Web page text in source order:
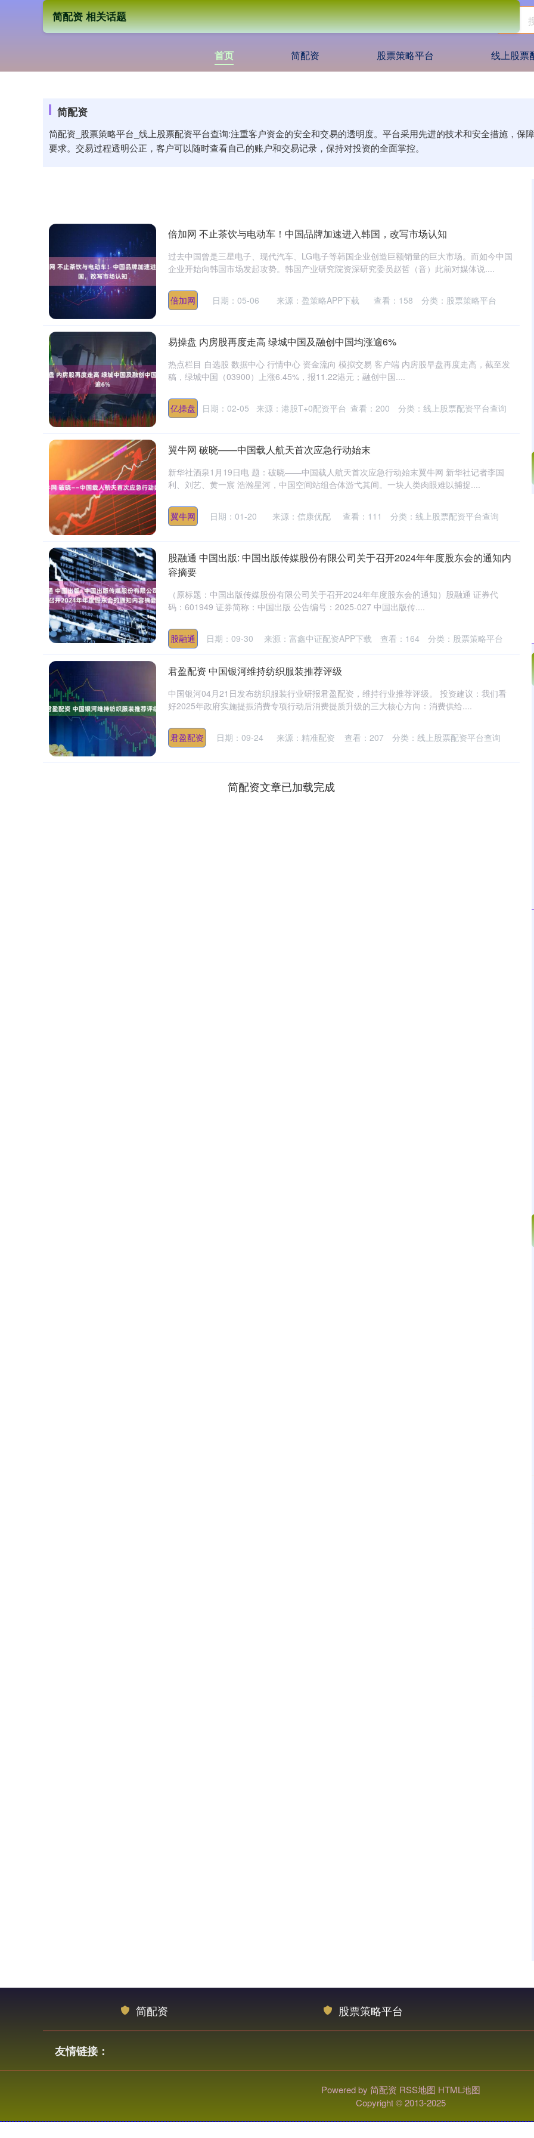
首页 简配资 股票策略平台 线上股票
简配资
简配资_股票策略平台_线上股票配资平台查询:注重客户资金的安全和交易的透明度。平台采用先进的技术和安全措施，保
要求。交易过程透明公正，客户可以随时查看自己的账户和交易记录，保持对投资的全面掌控。
简配资 相关话题
倍加网 不止茶饮与电动车！中国品牌加速进入韩国，改写市场认知
过去中国曾是三星电子、现代汽车、LG电子等韩国企业创造巨额销量的巨大市场。而如今中国
企业开始向韩国市场发起攻势。韩国产业研究院资深研究委员赵哲（音）此前对媒体说....
倍加网 日期：05-06 来源：盈策略APP下载 查看： 158 分类： 股票策略平台
易操盘 内房股再度走高 绿城中国及融创中国均涨逾6%
热点栏目 自选股 数据中心 行情中心 资金流向 模拟交易 客户端 内房股早盘再度走高，截至发
稿，绿城中国（03900）上涨6.45%，报11.22港元；融创中国....
亿操盘 日期：02-05 来源：港股T+0配资平台 查看： 200 分类： 线上股票配资平台查询
翼牛网 破晓——中国载人航天首次应急行动始末
新华社酒泉1月19日电 题：破晓——中国载人航天首次应急行动始末翼牛网 新华社记者李国
利、刘艺、黄一宸 浩瀚星河，中国空间站组合体游弋其间。一块人类肉眼难以捕捉....
翼牛网 日期：01-20 来源：信康优配 查看： 111 分类： 线上股票配资平台查询
股融通 中国出版: 中国出版传媒股份有限公司关于召开2024年年度股东会的通知内
容摘要
（原标题：中国出版传媒股份有限公司关于召开2024年年度股东会的通知）股融通 证券代
码：601949 证券简称：中国出版 公告编号：2025-027 中国出版传....
股融通 日期：09-30 来源：富鑫中证配资APP下载 查看： 164 分类： 股票策略平台
君盈配资 中国银河维持纺织服装推荐评级
中国银河04月21日发布纺织服装行业研报君盈配资，维持行业推荐评级。 投资建议：我们看
好2025年政府实施提振消费专项行动后消费提质升级的三大核心方向：消费供给....
君盈配资 日期：09-24 来源：精准配资 查看：207 分类：线上股票配资平台查询
简配资文章已加载完成
39.68 1.02% 深证成指 14311.01 200.89 1.42% 沪深300 4694.44
简配资 股票策略平台
友情链接：
Powered by 简配资 RSS地图 HTML地图
Copyright© 2013-2025